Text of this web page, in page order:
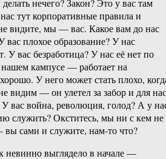
нечего? Закон? Это у вас там
тут корпоративные правила и
видите, мы — вас. Какое вам до нас
вас плохое образование? У нас
У вас безработица? У нас её нет по
кампусе — работает на
У него может стать плохо,
видим — он улетел за забор и для нас
вас война, революция, голод? А у
служить? Окститесь, мы ни с кем не
сами и служите, нам-то что?
невинно выглядело в начале —